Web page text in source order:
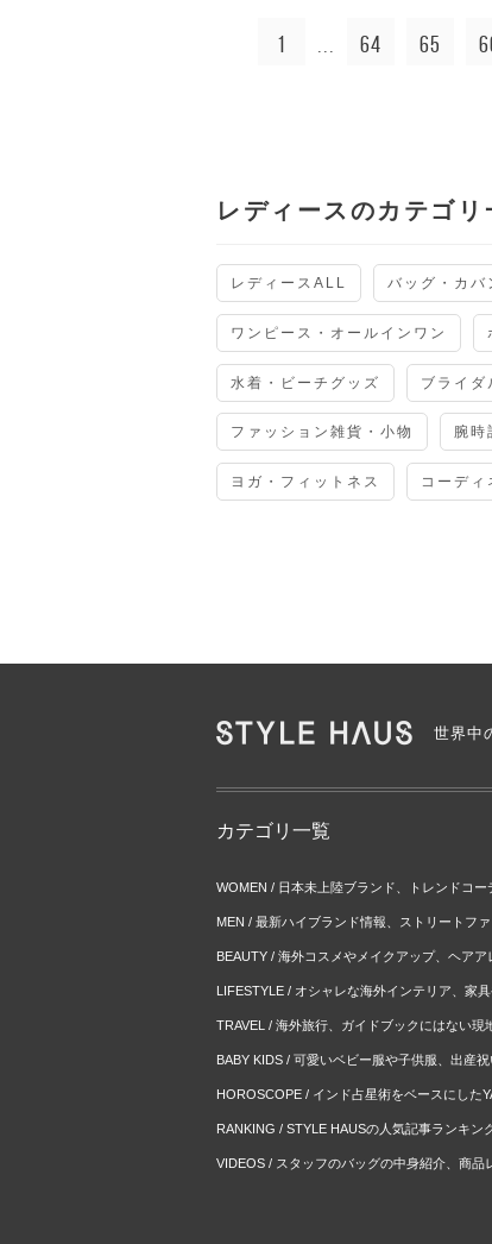
1 ... 64 65
レディースのカテゴリ
レディースALL バッグ・カバ
ワンピース・オールインワン
水着・ビーチグッズ ブライダ
ファッション雑貨・小物 腕時
ヨガ・フィットネス コーデ
世界中
カテゴリ一覧
WOMEN / 日本未上陸ブランド、トレンドコ
MEN / 最新ハイブランド情報、ストリートフ
BEAUTY / 海外コスメやメイクアップ、ヘアア
LIFESTYLE / オシャレな海外インテリア、家
TRAVEL / 海外旅行、ガイドブックにはない現
BABY KIDS / 可愛いベビー服や子供服、出産
HOROSCOPE / インド占星術をベースにした
RANKING / STYLE HAUSの人気記事ランキン
VIDEOS / スタッフのバッグの中身紹介、商品